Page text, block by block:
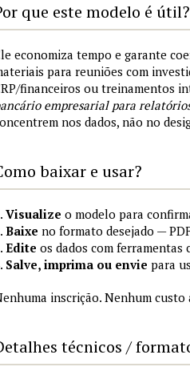
que este modelo é útil?
economiza tempo e garante
para reuniões com
financeiros ou treinamentos
empresarial para
nos dados, não no
baixar e usar?
Visualize o modelo para
Baixe no formato desejado —
Edite os dados com
Salve, imprima ou envie para
inscrição. Nenhum
técnicos /